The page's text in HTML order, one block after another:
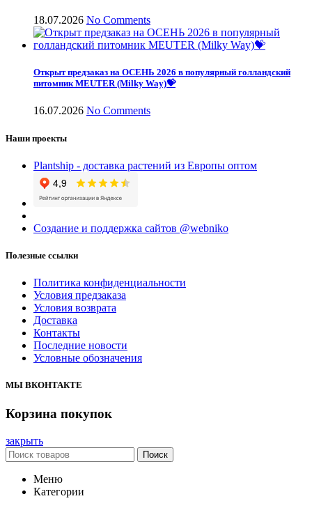
18.07.2026 No Comments
Открыт предзаказ на ОСЕНЬ 2026 в популярный голландский
питомник MEUTER (Milky Way)💝
16.07.2026 No Comments
Наши проекты
Plantship - доставка растений из Европы оптом
Создание и поддержка сайтов @webniko
Полезные ссылки
Политика конфиденциальности
Условия предзаказа
Условия возврата
Доставка
Контакты
Последние новости
Условные обозначения
МЫ ВКОНТАКТЕ
Корзина покупок
закрыть
Поиск
Меню
Категории